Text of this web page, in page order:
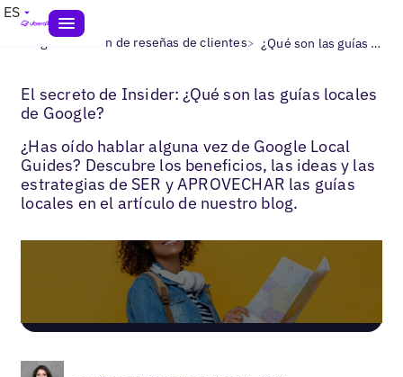
ES
Blogs> Gestión de reseñas de clientes> ¿Qué son las guías locales de Google?
El secreto de Insider: ¿Qué son las guías locales
de Google?
¿Has oído hablar alguna vez de Google Local
Guides? Descubre los beneficios, las ideas y las
estrategias de SER y APROVECHAR las guías
locales en el artículo de nuestro blog.